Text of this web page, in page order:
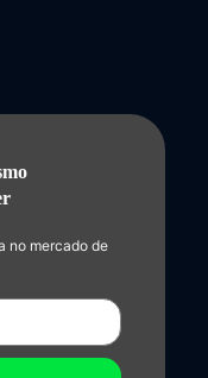
no mercado de